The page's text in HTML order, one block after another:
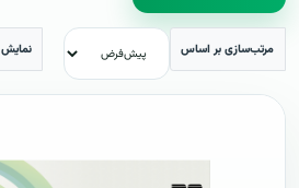
مرتب‌سازی بر اساس نمایش